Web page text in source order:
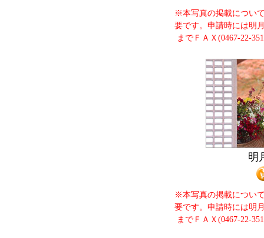
※本写真の掲載につい
要です。申請時には明
までＦＡＸ(0467-22-
明
※本写真の掲載につい
要です。申請時には明
までＦＡＸ(0467-22-